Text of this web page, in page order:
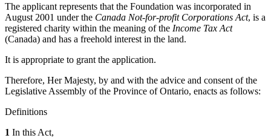
The applicant represents that the Foundation was incorporated in
August 2001 under the Canada Not-for-profit Corporations Act, is a
registered charity within the meaning of the Income Tax Act
(Canada) and has a freehold interest in the land.
It is appropriate to grant the application.
Therefore, Her Majesty, by and with the advice and consent of the
Legislative Assembly of the Province of Ontario, enacts as follows:
Definitions
1 In this Act,